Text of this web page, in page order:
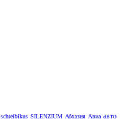
schreibikus SILENZIUM Абхазия Авиа авто